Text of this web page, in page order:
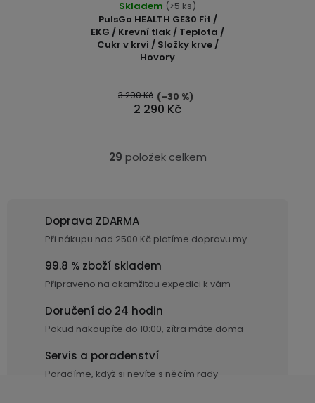
PulsGo HEALTH GE30 Fit /
EKG / Krevní tlak / Teplota /
Cukr v krvi / Složky krve /
Hovory
Skladem (>5 ks)
2 290 Kč
3 290 Kč (–30 %)
O
d
a
c
í
r
v
k
v
29 položek celkem
Doprava ZDARMA
Při nákupu nad 2500 Kč platíme dopravu my
99.8 % zboží skladem
Připraveno na okamžitou expedici k vám
Doručení do 24 hodin
Pokud nakoupíte do 10:00, zítra máte doma
Servis a poradenství
Poradíme, když si nevíte s něčím rady